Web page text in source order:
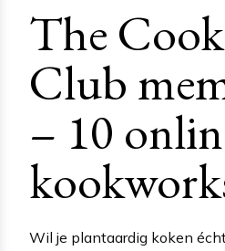
The
Club
– 10
Wil je plantaardig koken